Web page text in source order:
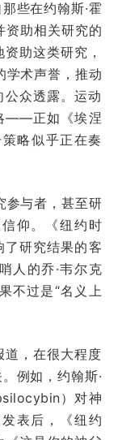
些在约翰斯·霍
助相关研究的
助这类研究，
学术声誉，推动
众透露。运动
——正如《埃涅
略似乎正在奏
参与者，甚至研
仰。《纽约时
了研究结果的客
人的乔·韦尔克
不过是“名义上
道，在很大程度
例如，约翰斯·
）对神
表后，《纽约